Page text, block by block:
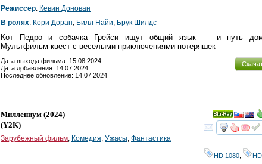
Режиссер: Кевин Донован
В ролях: Кори Доран, Билл Найи, Брук Шилдс
Кот Педро и собачка Грейси ищут общий язык — и путь
Мультфильм-квест c веселыми приключениями потеряшек
Дата выхода фильма: 15.08.2024
Дата добавления: 14.07.2024
Последнее обновление: 14.07.2024
Ray
Миллениум (2024)
(Y2K)
Зарубежный фильм, Комедия, Ужасы, Фантастика
HD 1080